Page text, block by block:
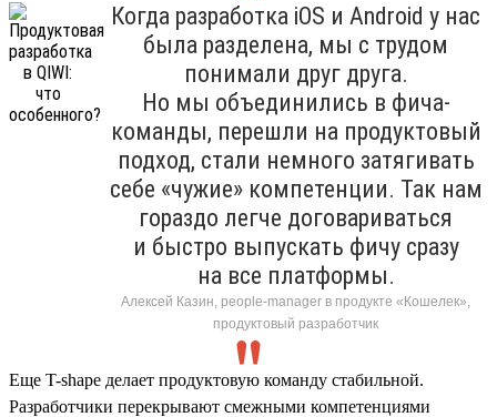
Когда разработка iOS и Android у нас
была разделена, мы с трудом
понимали друг друга.
Но мы объединились в фича-
команды, перешли на продуктовый
подход, стали немного затягивать
себе «чужие» компетенции. Так нам
гораздо легче договариваться
и быстро выпускать фичу сразу
на все платформы.
Алексей Казин, people-manager в продукте «Кошелек»,
продуктовый разработчик
Еще T-shape делает продуктовую команду стабильной.
Разработчики перекрывают смежными компетенциями